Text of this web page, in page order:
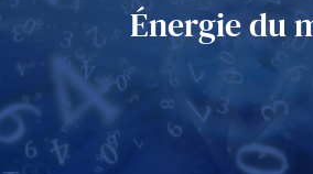
Énergie du